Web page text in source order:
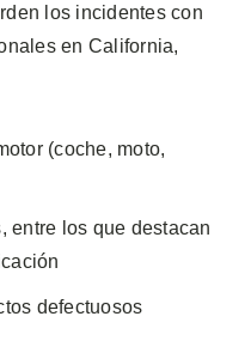
los incidentes con
en California,
(coche, moto,
entre los que destacan
defectuosos